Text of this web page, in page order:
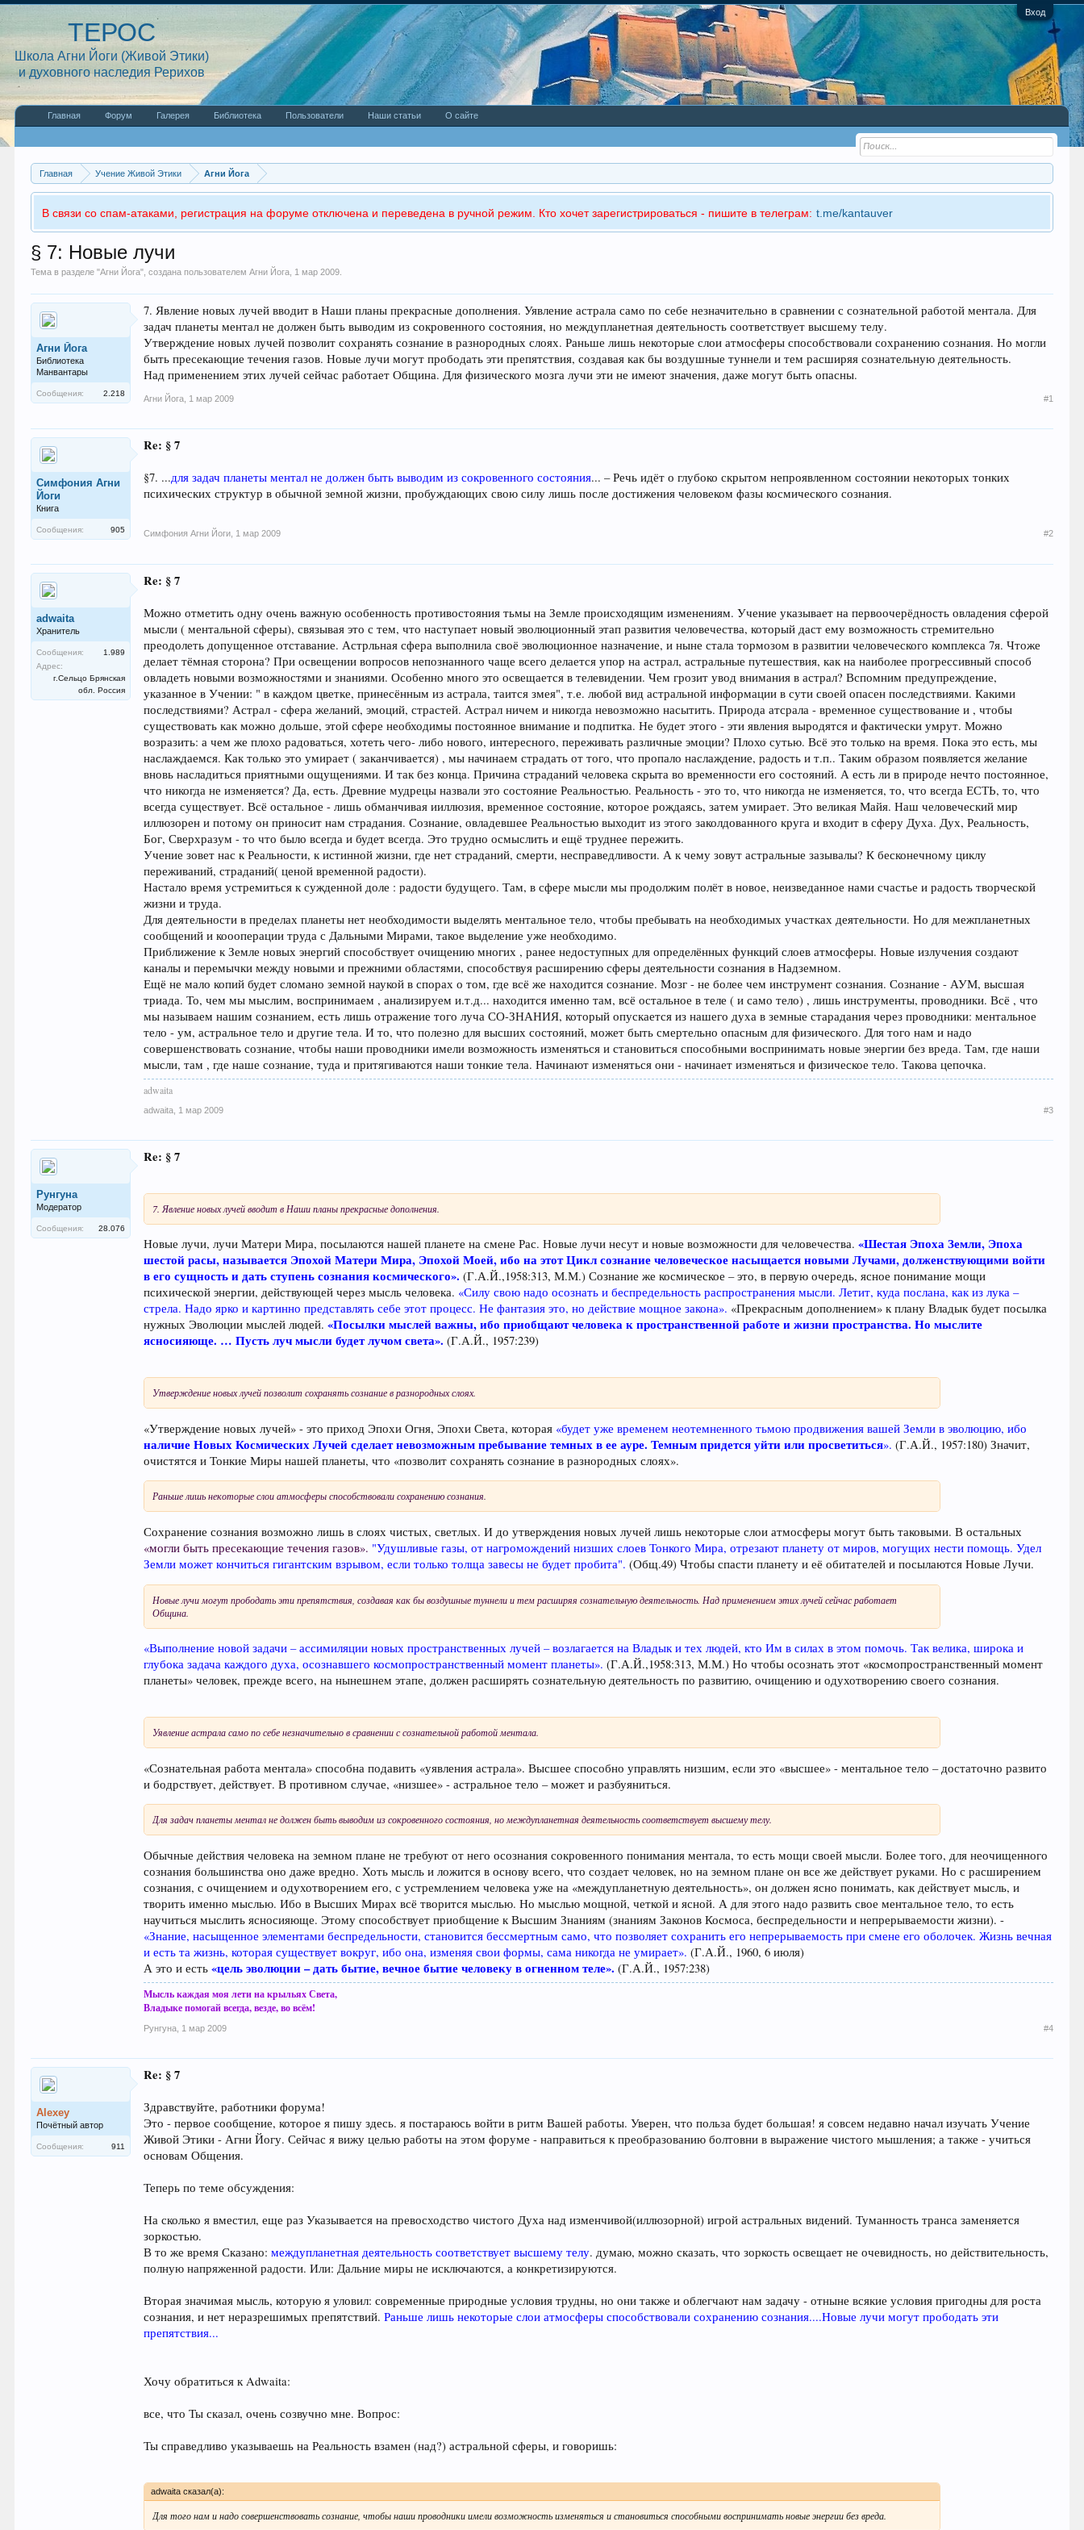
Вход
Главная Учение Живой Этики Агни Йога
В связи со спам-атаками, регистрация на форуме отключена и переведена в ручной режим. Кто хочет зарегистрироваться - пишите в телеграм: t.me/kantauver
§ 7: Новые лучи
Тема в разделе "Агни Йога", создана пользователемАгни Йога 1 мар 2009
Агни Йога
Библиотека
Манвантары
Сообщения: 2.218
7. Явление новых лучей вводит в Наши планы прекрасные дополнения. Уявление астрала само по себе незначительно в сравнении с сознательной работой ментала. Для
задач планеты ментал не должен быть выводим из сокровенного состояния, но междупланетная деятельность соответствует высшему телу.
Утверждение новых лучей позволит сохранять сознание в разнородных слоях. Раньше лишь некоторые слои атмосферы способствовали сохранению сознания. Но могли
быть пресекающие течения газов. Новые лучи могут прободать эти препятствия, создавая как бы воздушные туннели и тем расширяя сознательную деятельность.
Над применением этих лучей сейчас работает Община. Для физического мозга лучи эти не имеют значения, даже могут быть опасны.
Агни Йога 1 мар 2009 #1
Симфония Агни
Йоги
Книга
Сообщения: 905
Re: § 7
§7. ...для задач планеты ментал не должен быть выводим из сокровенного состояния... – Речь идёт о глубоко скрытом непроявленном состоянии некоторых тонких
психических структур в обычной земной жизни, пробуждающих свою силу лишь после достижения человеком фазы космического сознания.
Симфония Агни Йоги 1 мар 2009 #2
adwaita
Хранитель
Сообщения:
1.989
Адрес:
г.Сельцо Брянская
обл. Россия
Re: § 7
Можно отметить одну очень важную особенность противостояния тьмы на Земле происходящим изменениям. Учение указывает на первоочерёдность овладения сферой
мысли ( ментальной сферы), связывая это с тем, что наступает новый эволюционный этап развития человечества, который даст ему возможность стремительно
преодолеть допущенное отставание. Астрльная сфера выполнила своё эволюционное назначение, и ныне стала тормозом в развитии человеческого комплекса 7я. Чтоже
делает тёмная сторона? При освещении вопросов непознанного чаще всего делается упор на астрал, астральные путешествия, как на наиболее прогрессивный способ
овладеть новыми возможностями и знаниями. Особенно много это освещается в телевидении. Чем грозит увод внимания в астрал? Вспомним предупреждение,
указанное в Учении: " в каждом цветке, принесённым из астрала, таится змея", т.е. любой вид астральной информации в сути своей опасен последствиями. Какими
последствиями? Астрал - сфера желаний, эмоций, страстей. Астрал ничем и никогда невозможно насытить. Природа атсрала - временное существование и , чтобы
существовать как можно дольше, этой сфере необходимы постоянное внимание и подпитка. Не будет этого - эти явления выродятся и фактически умрут. Можно
возразить: а чем же плохо радоваться, хотеть чего- либо нового, интересного, переживать различные эмоции? Плохо сутью. Всё это только на время. Пока это есть, мы
наслаждаемся. Как только это умирает ( заканчивается) , мы начинаем страдать от того, что пропало наслаждение, радость и т.п.. Таким образом появляется желание
вновь насладиться приятными ощущениями. И так без конца. Причина страданий человека скрыта во временности его состояний. А есть ли в природе нечто постоянное,
что никогда не изменяется? Да, есть. Древние мудрецы назвали это состояние Реальностью. Реальность - это то, что никогда не изменяется, то, что всегда ЕСТЬ, то, что
всегда существует. Всё остальное - лишь обманчивая ииллюзия, временное состояние, которое рождаясь, затем умирает. Это великая Майя. Наш человеческий мир
иллюзорен и потому он приносит нам страдания. Сознание, овладевшее Реальностью выходит из этого заколдованного круга и входит в сферу Духа. Дух, Реальность,
Бог, Сверхразум - то что было всегда и будет всегда. Это трудно осмыслить и ещё труднее пережить.
Учение зовет нас к Реальности, к истинной жизни, где нет страданий, смерти, несправедливости. А к чему зовут астральные зазывалы? К бесконечному циклу
переживаний, страданий( ценой временной радости).
Настало время устремиться к сужденной доле : радости будущего. Там, в сфере мысли мы продолжим полёт в новое, неизведанное нами счастье и радость творческой
жизни и труда.
Для деятельности в пределах планеты нет необходимости выделять ментальное тело, чтобы пребывать на необходимых участках деятельности. Но для межпланетных
сообщений и коооперации труда с Дальными Мирами, такое выделение уже необходимо.
Приближение к Земле новых энергий способствует очищению многих , ранее недоступных для определённых функций слоев атмосферы. Новые излучения создают
каналы и перемычки между новыми и прежними областями, способствуя расширению сферы деятельности сознания в Надземном.
Ещё не мало копий будет сломано земной наукой в спорах о том, где всё же находится сознание. Мозг - не более чем инструмент сознания. Сознание - АУМ, высшая
триада. То, чем мы мыслим, воспринимаем , анализируем и.т.д... находится именно там, всё остальное в теле ( и само тело) , лишь инструменты, проводники. Всё , что
мы называем нашим сознанием, есть лишь отражение того луча СО-ЗНАНИЯ, который опускается из нашего духа в земные старадания через проводники: ментальное
тело - ум, астральное тело и другие тела. И то, что полезно для высших состояний, может быть смертельно опасным для физического. Для того нам и надо
совершенствовать сознание, чтобы наши проводники имели возможность изменяться и становиться способными воспринимать новые энергии без вреда. Там, где наши
мысли, там , где наше сознание, туда и притягиваются наши тонкие тела. Начинают изменяться они - начинает изменяться и физическое тело. Такова цепочка.
adwaita
adwaita 1 мар 2009 #3
Рунгуна
Модератор
Сообщения: 28.076
Re: § 7
7. Явление новых лучей вводит в Наши планы прекрасные дополнения.
Новые лучи, лучи Матери Мира, посылаются нашей планете на смене Рас. Новые лучи несут и новые возможности для человечества.«Шестая Эпоха Земли, Эпоха
шестой расы, называется Эпохой Матери Мира, Эпохой Моей, ибо на этот Цикл сознание человеческое насыщается новыми Лучами, долженствующими войти
в его сущность и дать ступень сознания космического».(Г.А.Й.,1958:313, М.М.) Сознание же космическое – это, в первую очередь, ясное понимание мощи
психической энергии, действующей через мысль человека. «Силу свою надо осознать и беспредельность распространения мысли. Летит, куда послана, как из лука –
стрела. Надо ярко и картинно представлять себе этот процесс. Не фантазия это, но действие мощное закона». «Прекрасным дополнением» к плану Владык будет посылка
нужных Эволюции мыслей людей. «Посылки мыслей важны, ибо приобщают человека к пространственной работе и жизни пространства. Но мыслите
ясносияюще. … Пусть луч мысли будет лучом света». (Г.А.Й., 1957:239)
Утверждение новых лучей позволит сохранять сознание в разнородных слоях.
«Утверждение новых лучей» - это приход Эпохи Огня, Эпохи Света, которая «будет уже временем неотемненного тьмою продвижения вашей Земли в эволюцию, ибо
наличие Новых Космических Лучей сделает невозможным пребывание темных в ее ауре. Темным придется уйти или просветиться». (Г.А.Й., 1957:180) Значит,
очистятся и Тонкие Миры нашей планеты, что «позволит сохранять сознание в разнородных слоях».
Раньше лишь некоторые слои атмосферы способствовали сохранению сознания.
Сохранение сознания возможно лишь в слоях чистых, светлых. И до утверждения новых лучей лишь некоторые слои атмосферы могут быть таковыми. В остальных
«могли быть пресекающие течения газов». "Удушливые газы, от нагромождений низших слоев Тонкого Мира, отрезают планету от миров, могущих нести помощь. Удел
Земли может кончиться гигантским взрывом, если только толща завесы не будет пробита". (Общ.49) Чтобы спасти планету и её обитателей и посылаются Новые Лучи.
Новые лучи могут прободать эти препятствия, создавая как бы воздушные туннели и тем расширяя сознательную деятельность. Над применением этих лучей сейчас работает
Община.
«Выполнение новой задачи – ассимиляции новых пространственных лучей – возлагается на Владык и тех людей, кто Им в силах в этом помочь. Так велика, широка и
глубока задача каждого духа, осознавшего космопространственный момент планеты». (Г.А.Й.,1958:313, М.М.) Но чтобы осознать этот «космопространственный момент
планеты» человек, прежде всего, на нынешнем этапе, должен расширять сознательную деятельность по развитию, очищению и одухотворению своего сознания.
Уявление астрала само по себе незначительно в сравнении с сознательной работой ментала.
«Сознательная работа ментала» способна подавить «уявления астрала». Высшее способно управлять низшим, если это «высшее» - ментальное тело – достаточно развито
и бодрствует, действует. В противном случае, «низшее» - астральное тело – может и разбуяниться.
Для задач планеты ментал не должен быть выводим из сокровенного состояния, но междупланетная деятельность соответствует высшему телу.
Обычные действия человека на земном плане не требуют от него осознания сокровенного понимания ментала, то есть мощи своей мысли. Более того, для неочищенного
сознания большинства оно даже вредно. Хоть мысль и ложится в основу всего, что создает человек, но на земном плане он все же действует руками. Но с расширением
сознания, с очищением и одухотворением его, с устремлением человека уже на «междупланетную деятельность», он должен ясно понимать, как действует мысль, и
творить именно мыслью. Ибо в Высших Мирах всё творится мыслью. Но мыслью мощной, четкой и ясной. А для этого надо развить свое ментальное тело, то есть
научиться мыслить ясносияюще. Этому способствует приобщение к Высшим Знаниям (знаниям Законов Космоса, беспредельности и непрерываемости жизни). -
«Знание, насыщенное элементами беспредельности, становится бессмертным само, что позволяет сохранить его непрерываемость при смене его оболочек. Жизнь вечная
и есть та жизнь, которая существует вокруг, ибо она, изменяя свои формы, сама никогда не умирает». (Г.А.Й., 1960, 6 июля)
А это и есть«цель эволюции – дать бытие, вечное бытие человеку в огненном теле». (Г.А.Й., 1957:238)
Мысль каждая моя лети на крыльях Света,
Владыке помогай всегда, везде, во всём!
Рунгуна 1 мар 2009 #4
Alexey
Почётный автор
Сообщения: 911
Re: § 7
Здравствуйте, работники форума!
Это - первое сообщение, которое я пишу здесь. я постараюсь войти в ритм Вашей работы. Уверен, что польза будет большая! я совсем недавно начал изучать Учение
Живой Этики - Агни Йогу. Сейчас я вижу целью работы на этом форуме - направиться к преобразованию болтовни в выражение чистого мышления; а также - учиться
основам Общения.
Теперь по теме обсуждения:
На сколько я вместил, еще раз Указывается на превосходство чистого Духа над изменчивой(иллюзорной) игрой астральных видений. Туманность транса заменяется
зоркостью.
В то же время Сказано:междупланетная деятельность соответствует высшему телу. думаю, можно сказать, что зоркость освещает не очевидность, но действительность,
полную напряженной радости. Или: Дальние миры не исключаются, а конкретизируются.
Вторая значимая мысль, которую я уловил: современные природные условия трудны, но они также и облегчают нам задачу - отныне всякие условия пригодны для роста
сознания, и нет неразрешимых препятствий.Раньше лишь некоторые слои атмосферы способствовали сохранению сознания....Новые лучи могут прободать эти
препятствия...
Хочу обратиться к Adwaita:
все, что Ты сказал, очень созвучно мне. Вопрос:
Ты справедливо указываешь на Реальность взамен (над?) астральной сферы, и говоришь:
adwaita сказал(а):
Для того нам и надо совершенствовать сознание, чтобы наши проводники имели возможность изменяться и становиться способными воспринимать новые энергии без вреда.
ТЕРОС
Школа Агни Йоги (Живой Этики)
и духовного наследия Рерихов
Главная Форум Галерея Библиотека Пользователи Наши статьи О сайте